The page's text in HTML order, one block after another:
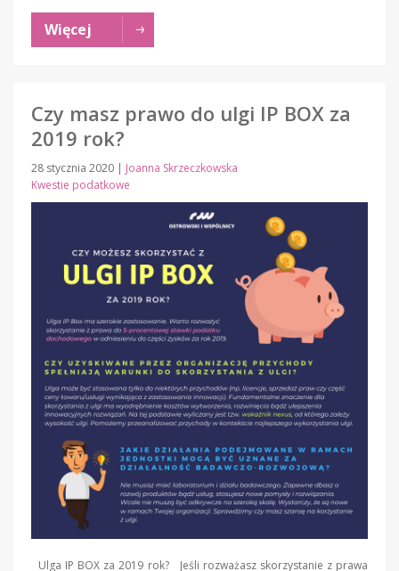
Więcej
Czy masz prawo do ulgi IP BOX za
2019 rok?
28 stycznia 2020 | Joanna Skrzeczkowska
Kwestie podatkowe
Ulga IP BOX za 2019 rok? Jeśli rozważasz skorzystanie z prawa